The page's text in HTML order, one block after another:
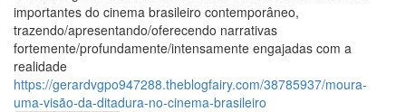
importantes do cinema brasileiro contemporâneo,
trazendo/apresentando/oferecendo narrativas
fortemente/profundamente/intensamente engajadas com a
realidade
https://gerardvgpo947288.theblogfairy.com/38785937/moura-
uma-visão-da-ditadura-no-cinema-brasileiro